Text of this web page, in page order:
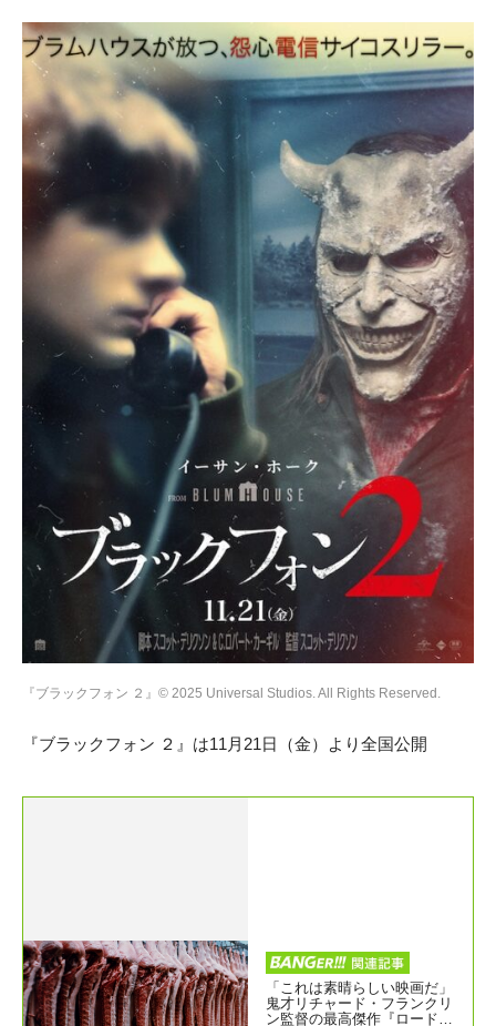
『ブラックフォン ２』© 2025 Universal Studios. All Rights Reserved.
『ブラックフォン ２』は11月21日（金）より全国公開
「これは素晴らしい映画だ」
鬼才リチャード・フランクリ
ン監督の最高傑作『ロードゲ